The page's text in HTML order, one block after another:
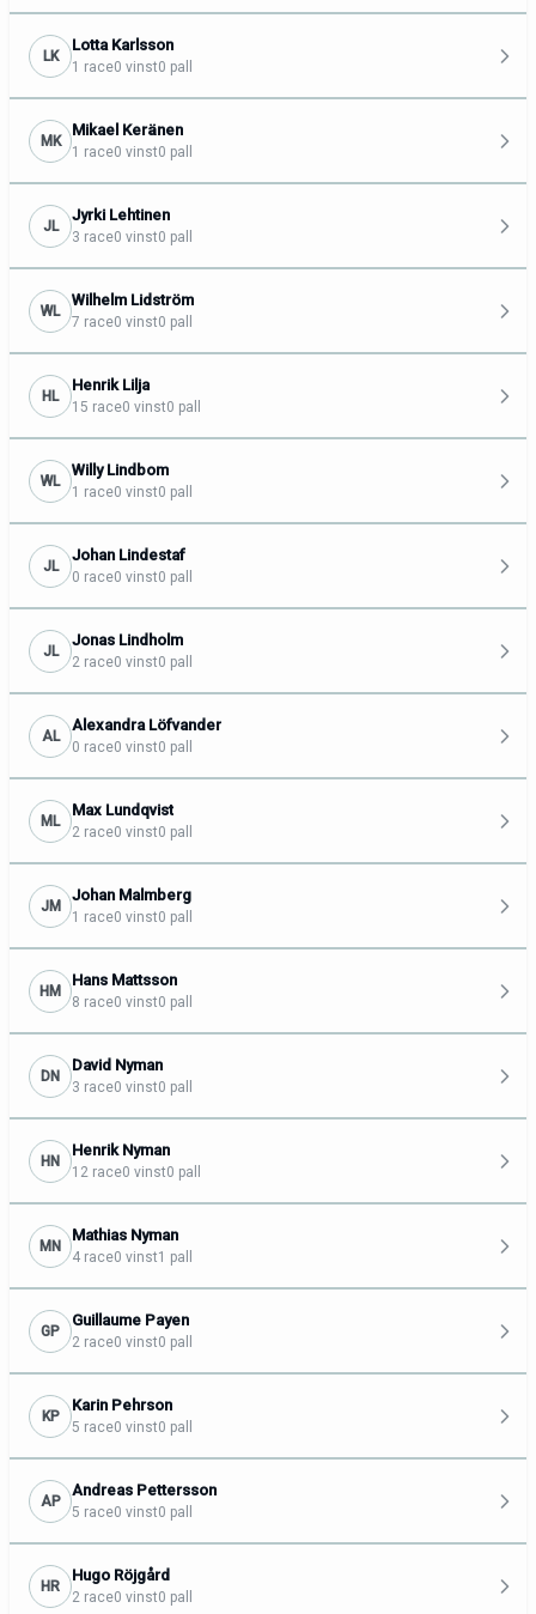
LK
Lotta Karlsson
1 race0 vinst0 pall
MK
Mikael Keränen
1 race0 vinst0 pall
JL
Jyrki Lehtinen
3 race0 vinst0 pall
WL
Wilhelm Lidström
7 race0 vinst0 pall
HL
Henrik Lilja
15 race0 vinst0 pall
WL
Willy Lindbom
1 race0 vinst0 pall
JL
Johan Lindestaf
0 race0 vinst0 pall
JL
Jonas Lindholm
2 race0 vinst0 pall
AL
Alexandra Löfvander
0 race0 vinst0 pall
ML
Max Lundqvist
2 race0 vinst0 pall
JM
Johan Malmberg
1 race0 vinst0 pall
HM
Hans Mattsson
8 race0 vinst0 pall
DN
David Nyman
3 race0 vinst0 pall
HN
Henrik Nyman
12 race0 vinst0 pall
MN
Mathias Nyman
4 race0 vinst1 pall
GP
Guillaume Payen
2 race0 vinst0 pall
KP
Karin Pehrson
5 race0 vinst0 pall
AP
Andreas Pettersson
5 race0 vinst0 pall
HR
Hugo Röjgård
2 race0 vinst0 pall